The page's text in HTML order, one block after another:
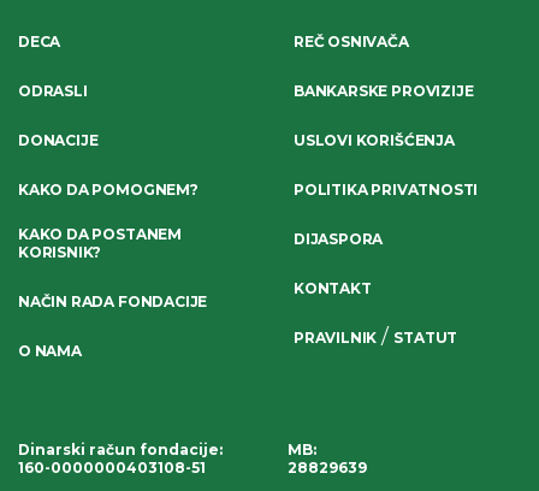
DECA
ODRASLI
DONACIJE
KAKO DA POMOGNEM?
KAKO DA POSTANEM
KORISNIK?
NAČIN RADA FONDACIJE
O NAMA
REČ OSNIVAČA
BANKARSKE PROVIZIJE
USLOVI KORIŠĆENJA
POLITIKA PRIVATNOSTI
DIJASPORA
KONTAKT
PRAVILNIK / STATUT
Dinarski račun fondacije:
160-0000000403108-51
MB:
28829639